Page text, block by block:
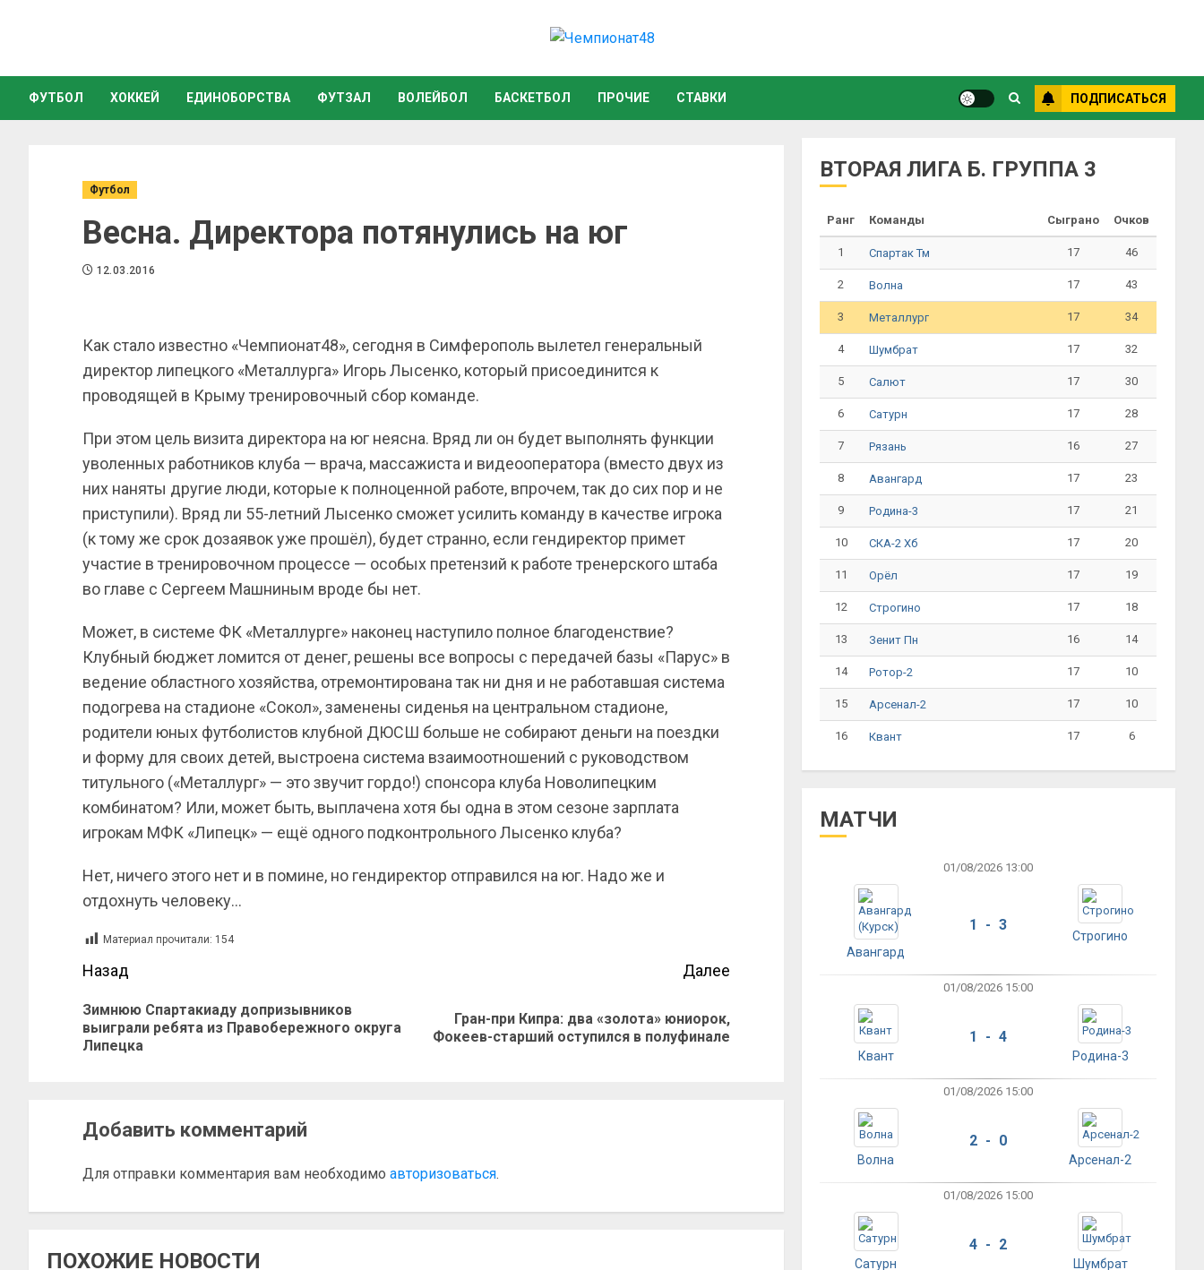
ФУТБОЛ ХОККЕЙ ЕДИНОБОРСТВА ФУТЗАЛ ВОЛЕЙБОЛ БАСКЕТБОЛ ПРОЧИЕ СТАВКИ ПОДПИСАТЬСЯ
Футбол
Весна. Директора потянулись на юг
12.03.2016
Как стало известно «Чемпионат48», сегодня в Симферополь вылетел генеральный
директор липецкого «Металлурга» Игорь Лысенко, который присоединится к
проводящей в Крыму тренировочный сбор команде.
При этом цель визита директора на юг неясна. Вряд ли он будет выполнять функции
уволенных работников клуба — врача, массажиста и видеооператора (вместо двух из
них наняты другие люди, которые к полноценной работе, впрочем, так до сих пор и не
приступили). Вряд ли 55-летний Лысенко сможет усилить команду в качестве игрока
(к тому же срок дозаявок уже прошёл), будет странно, если гендиректор примет
участие в тренировочном процессе — особых претензий к работе тренерского штаба
во главе с Сергеем Машниным вроде бы нет.
Может, в системе ФК «Металлурге» наконец наступило полное благоденствие?
Клубный бюджет ломится от денег, решены все вопросы с передачей базы «Парус» в
ведение областного хозяйства, отремонтирована так ни дня и не работавшая система
подогрева на стадионе «Сокол», заменены сиденья на центральном стадионе,
родители юных футболистов клубной ДЮСШ больше не собирают деньги на поездки
и форму для своих детей, выстроена система взаимоотношений с руководством
титульного («Металлург» — это звучит гордо!) спонсора клуба Новолипецким
комбинатом? Или, может быть, выплачена хотя бы одна в этом сезоне зарплата
игрокам МФК «Липецк» — ещё одного подконтрольного Лысенко клуба?
Нет, ничего этого нет и в помине, но гендиректор отправился на юг. Надо же и
отдохнуть человеку…
Материал прочитали: 154
Назад
Зимнюю Спартакиаду допризывников
выиграли ребята из Правобережного округа
Липецка
Далее
Гран-при Кипра: два «золота» юниорок,
Фокеев-старший оступился в полуфинале
Добавить комментарий
Для отправки комментария вам необходимо авторизоваться.
ПОХОЖИЕ НОВОСТИ
ВТОРАЯ ЛИГА Б. ГРУППА 3
Ранг Команды Сыграно Очков
1 Спартак Тм 17 46
2 Волна 17 43
3 Металлург 17 34
4 Шумбрат 17 32
5 Салют 17 30
6 Сатурн 17 28
7 Рязань 16 27
8 Авангард 17 23
9 Родина-3 17 21
10 СКА-2 Хб 17 20
11 Орёл 17 19
12 Строгино 17 18
13 Зенит Пн 16 14
14 Ротор-2 17 10
15 Арсенал-2 17 10
16 Квант 17 6
МАТЧИ
01/08/2026 13:00
Авангард
1 - 3
Строгино
01/08/2026 15:00
Квант
1 - 4
Родина-3
01/08/2026 15:00
Волна
2 - 0
Арсенал-2
01/08/2026 15:00
Сатурн
4 - 2
Шумбрат